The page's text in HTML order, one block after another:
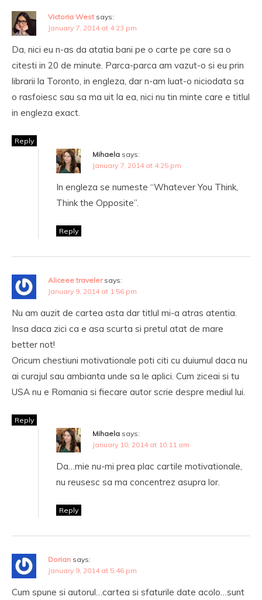
Victoria West says:
January 7, 2014 at 4:23 pm
Da, nici eu n-as da atatia bani pe o carte pe care sa o
citesti in 20 de minute. Parca-parca am vazut-o si eu prin
librarii la Toronto, in engleza, dar n-am luat-o niciodata sa
o rasfoiesc sau sa ma uit la ea, nici nu tin minte care e titlul
in engleza exact.
Reply
Mihaela says:
January 7, 2014 at 4:25 pm
In engleza se numeste “Whatever You Think,
Think the Opposite”.
Reply
Aliceee traveler says:
January 9, 2014 at 1:56 pm
Nu am auzit de cartea asta dar titlul mi-a atras atentia.
Insa daca zici ca e asa scurta si pretul atat de mare
better not!
Oricum chestiuni motivationale poti citi cu duiumul daca nu
ai curajul sau ambianta unde sa le aplici. Cum ziceai si tu
USA nu e Romania si fiecare autor scrie despre mediul lui.
Reply
Mihaela says:
January 10, 2014 at 10:11 am
Da…mie nu-mi prea plac cartile motivationale,
nu reusesc sa ma concentrez asupra lor.
Reply
Dorian says:
January 9, 2014 at 5:46 pm
Cum spune si autorul…cartea si sfaturile date acolo…sunt